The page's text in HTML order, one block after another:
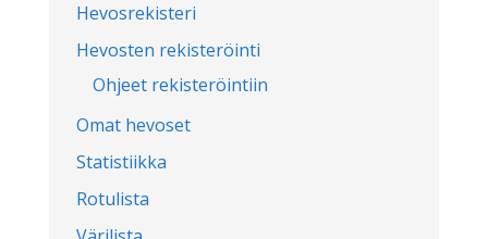
Hevosrekisteri
Hevosten rekisteröinti
Ohjeet rekisteröintiin
Omat hevoset
Statistiikka
Rotulista